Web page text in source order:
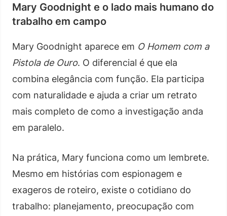
Mary Goodnight e o lado mais humano do
trabalho em campo
Mary Goodnight aparece em O Homem com a
Pistola de Ouro. O diferencial é que ela
combina elegância com função. Ela participa
com naturalidade e ajuda a criar um retrato
mais completo de como a investigação anda
em paralelo.
Na prática, Mary funciona como um lembrete.
Mesmo em histórias com espionagem e
exageros de roteiro, existe o cotidiano do
trabalho: planejamento, preocupação com